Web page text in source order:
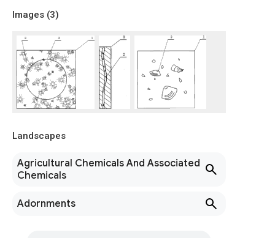
Images (3)
Landscapes
Agricultural Chemicals And Associated
Chemicals
Adornments